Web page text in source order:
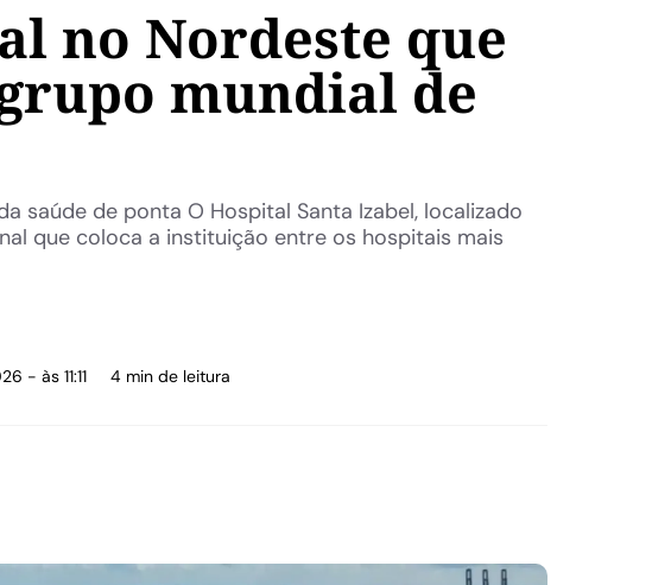
no Nordeste que
mundial de
saúde de ponta O Hospital Santa Izabel, localizado
que coloca a instituição entre os hospitais mais
- às 11:11 4 min de leitura